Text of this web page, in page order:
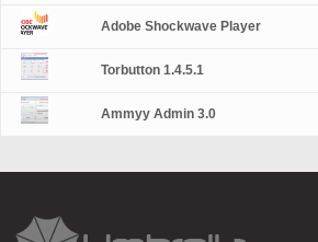
Adobe Shockwave Player
Torbutton 1.4.5.1
Ammyy Admin 3.0